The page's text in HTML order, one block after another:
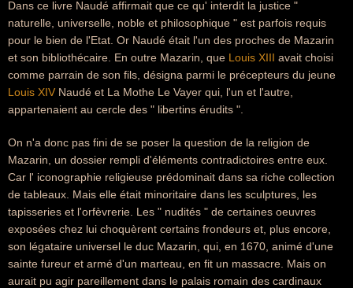
Dans ce livre Naudé affirmait que ce qu' interdit la justice "
naturelle, universelle, noble et philosophique " est parfois requis
pour le bien de l'Etat. Or Naudé était l'un des proches de Mazarin
et son bibliothécaire. En outre Mazarin, que Louis XIII avait choisi
comme parrain de son fils, désigna parmi le précepteurs du jeune
Louis XIV Naudé et La Mothe Le Vayer qui, l'un et l'autre,
appartenaient au cercle des " libertins érudits ".
On n'a donc pas fini de se poser la question de la religion de
Mazarin, un dossier rempli d'éléments contradictoires entre eux.
Car l' iconographie religieuse prédominait dans sa riche collection
de tableaux. Mais elle était minoritaire dans les sculptures, les
tapisseries et l'orfèvrerie. Les " nudités " de certaines oeuvres
exposées chez lui choquèrent certains frondeurs et, plus encore,
son légataire universel le duc Mazarin, qui, en 1670, animé d'une
sainte fureur et armé d'un marteau, en fit un massacre. Mais on
aurait pu agir pareillement dans le palais romain des cardinaux